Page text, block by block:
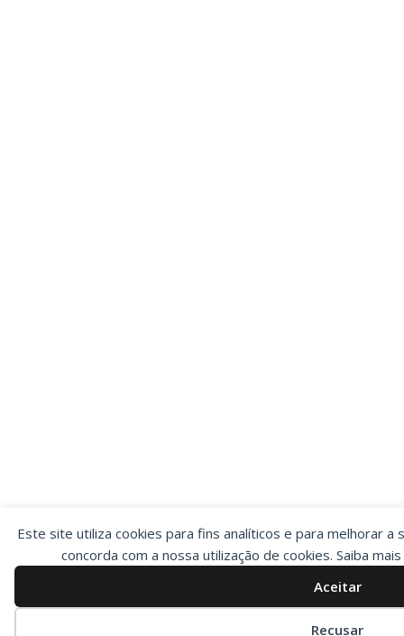
Este site utiliza cookies para fins analíticos e para melhorar a
concorda com a nossa utilização de cookies. Saiba
Aceitar
Recusar